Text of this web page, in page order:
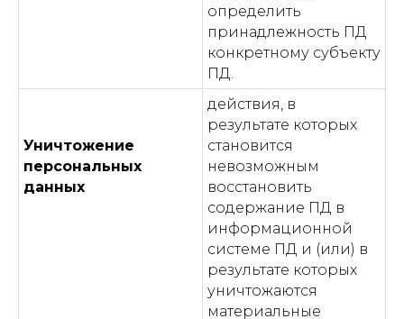
определить
принадлежность ПД
конкретному субъекту
ПД.
Уничтожение
персональных
данных
действия, в
результате которых
становится
невозможным
восстановить
содержание ПД в
информационной
системе ПД и (или) в
результате которых
уничтожаются
материальные